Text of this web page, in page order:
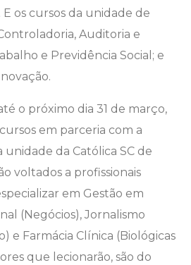
os cursos da unidade de
Auditoria e
e Previdência Social; e
o próximo dia 31 de março,
em parceria com a
unidade da Católica SC de
voltados a profissionais
em Gestão em
(Negócios), Jornalismo
e Farmácia Clínica (Biológicas
que lecionarão, são do